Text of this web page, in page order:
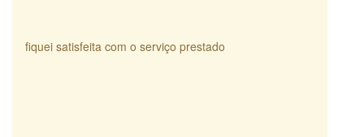
fiquei satisfeita com o serviço prestado